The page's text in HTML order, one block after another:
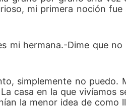
mi primera noción
mi hermana.-Dime que
simplemente no puedo.
casa en la que vivíamos
la menor idea de como